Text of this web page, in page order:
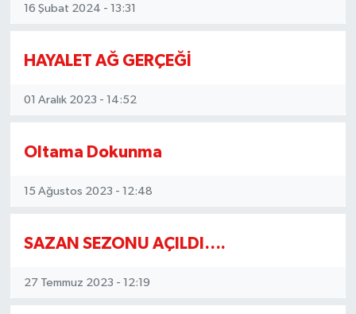
16 Şubat 2024 - 13:31
HAYALET AĞ GERÇEĞİ
01 Aralık 2023 - 14:52
Oltama Dokunma
15 Ağustos 2023 - 12:48
SAZAN SEZONU AÇILDI….
27 Temmuz 2023 - 12:19